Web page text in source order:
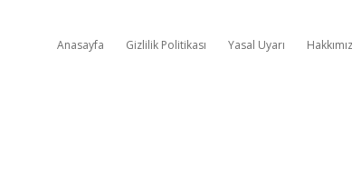
Anasayfa Gizlilik Politikası Yasal Uyarı